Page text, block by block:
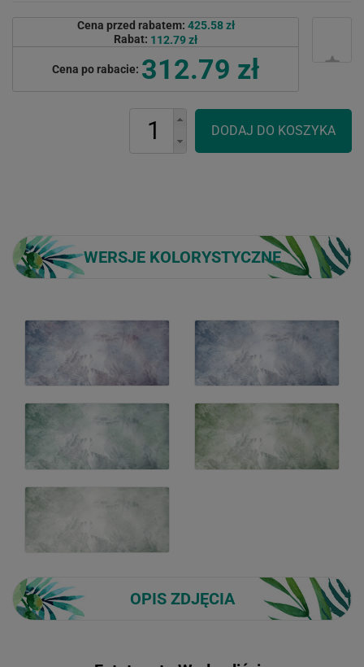
Cena przed rabatem: 425.58 zł
Rabat: 112.79 zł
Cena po rabacie: 312.79 zł
WERSJE KOLORYSTYCZNE
OPIS ZDJĘCIA